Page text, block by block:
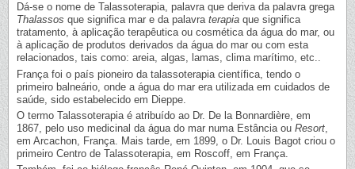
Dá-se o nome de Talassoterapia, palavra que deriva da palavra grega
Thalassos que significa mar e da palavra terapia que significa
tratamento, à aplicação terapêutica ou cosmética da água do mar, ou
à aplicação de produtos derivados da água do mar ou com esta
relacionados, tais como: areia, algas, lamas, clima marítimo, etc..
França foi o país pioneiro da talassoterapia científica, tendo o
primeiro balneário, onde a água do mar era utilizada em cuidados de
saúde, sido estabelecido em Dieppe.
O termo Talassoterapia é atribuído ao Dr. De la Bonnardière, em
1867, pelo uso medicinal da água do mar numa Estância ou Resort
em Arcachon, França. Mais tarde, em 1899, o Dr. Louis Bagot criou o
primeiro Centro de Talassoterapia, em Roscoff, em França.